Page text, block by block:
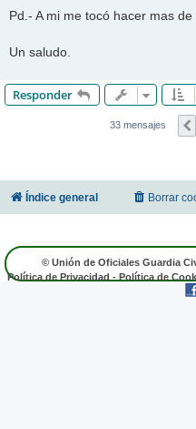
Pd.- A mi me tocó hacer mas de
Un saludo.
Responder
33 mensajes
Índice general Borrar
© Unión de Oficiales Guardia
Política de Privacidad - Política de